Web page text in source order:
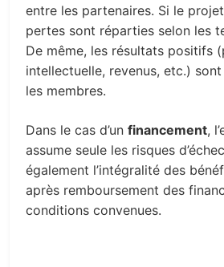
entre les partenaires. Si le
pertes sont réparties selon les
De même, les résultats positifs
intellectuelle, revenus, etc.)
les membres.
Dans le cas d’un financement,
assume seule les risques
également l’intégralité des
après remboursement des
conditions convenues.